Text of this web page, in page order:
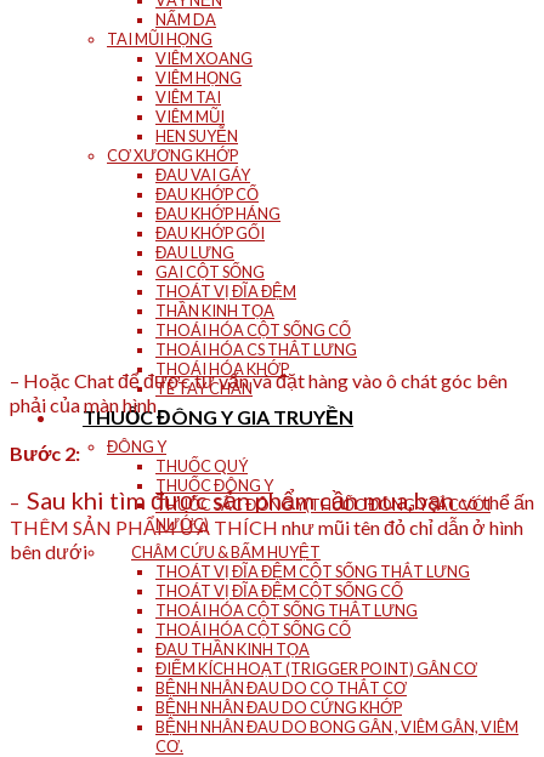
NẤM DA
TAI MŨI HỌNG
VIÊM XOANG
VIÊM HỌNG
VIÊM TAI
VIÊM MŨI
HEN SUYỄN
CƠ XƯƠNG KHỚP
ĐAU VAI GÁY
ĐAU KHỚP CỔ
ĐAU KHỚP HÁNG
ĐAU KHỚP GỐI
ĐAU LƯNG
GAI CỘT SỐNG
THOÁT VỊ ĐĨA ĐỆM
THẦN KINH TỌA
THOÁI HÓA CỘT SỐNG CỔ
THOÁI HÓA CS THẮT LƯNG
THOÁI HÓA KHỚP
TÊ TAY CHÂN
THUỐC ĐÔNG Y GIA TRUYỀN
ĐÔNG Y
THUỐC QUÝ
THUỐC ĐÔNG Y
THUỐC SẮC ĐÔNG Y(THUỐC ĐÔNG Y SẮC VỚI
NƯỚC)
CHÂM CỨU & BẤM HUYỆT
THOÁT VỊ ĐĨA ĐỆM CỘT SỐNG THẮT LƯNG
THOÁT VỊ ĐĨA ĐỆM CỘT SỐNG CỔ
THOÁI HÓA CỘT SỐNG THẮT LƯNG
THOÁI HÓA CỘT SỐNG CỔ
ĐAU THẦN KINH TỌA
ĐIỂM KÍCH HOẠT (TRIGGER POINT) GÂN CƠ
BỆNH NHÂN ĐAU DO CO THẮT CƠ
BỆNH NHÂN ĐAU DO CỨNG KHỚP
BỆNH NHÂN ĐAU DO BONG GÂN , VIÊM GÂN, VIÊM
CƠ.
– Hoặc Chat để được tư vấn và đặt hàng vào ô chát góc bên
phải của màn hình
Bước 2:
– Sau khi tìm được sản phẩm cần mua,bạncó thể ấn
THÊM SẢN PHẨM ƯA THÍCH như mũi tên đỏ chỉ dẫn ở hình
bên dưới